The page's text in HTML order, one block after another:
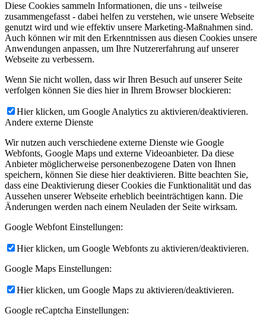
Diese Cookies sammeln Informationen, die uns - teilweise
zusammengefasst - dabei helfen zu verstehen, wie unsere Webseite
genutzt wird und wie effektiv unsere Marketing-Maßnahmen sind.
Auch können wir mit den Erkenntnissen aus diesen Cookies unsere
Anwendungen anpassen, um Ihre Nutzererfahrung auf unserer
Webseite zu verbessern.
Wenn Sie nicht wollen, dass wir Ihren Besuch auf unserer Seite
verfolgen können Sie dies hier in Ihrem Browser blockieren:
Hier klicken, um Google Analytics zu aktivieren/deaktivieren.
Andere externe Dienste
Wir nutzen auch verschiedene externe Dienste wie Google
Webfonts, Google Maps und externe Videoanbieter. Da diese
Anbieter möglicherweise personenbezogene Daten von Ihnen
speichern, können Sie diese hier deaktivieren. Bitte beachten Sie,
dass eine Deaktivierung dieser Cookies die Funktionalität und das
Aussehen unserer Webseite erheblich beeinträchtigen kann. Die
Änderungen werden nach einem Neuladen der Seite wirksam.
Google Webfont Einstellungen:
Hier klicken, um Google Webfonts zu aktivieren/deaktivieren.
Google Maps Einstellungen:
Hier klicken, um Google Maps zu aktivieren/deaktivieren.
Google reCaptcha Einstellungen: